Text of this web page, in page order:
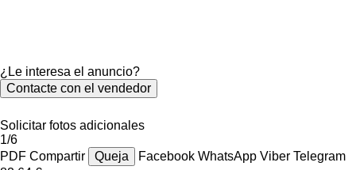
¿Le interesa el anuncio?
Contacte con el vendedor
Solicitar fotos adicionales
1/6
PDF Compartir Queja Facebook WhatsApp Viber Telegram